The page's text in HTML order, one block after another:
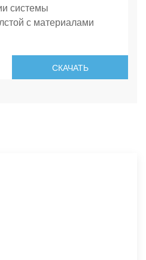
системы
с материалами
СКАЧАТЬ